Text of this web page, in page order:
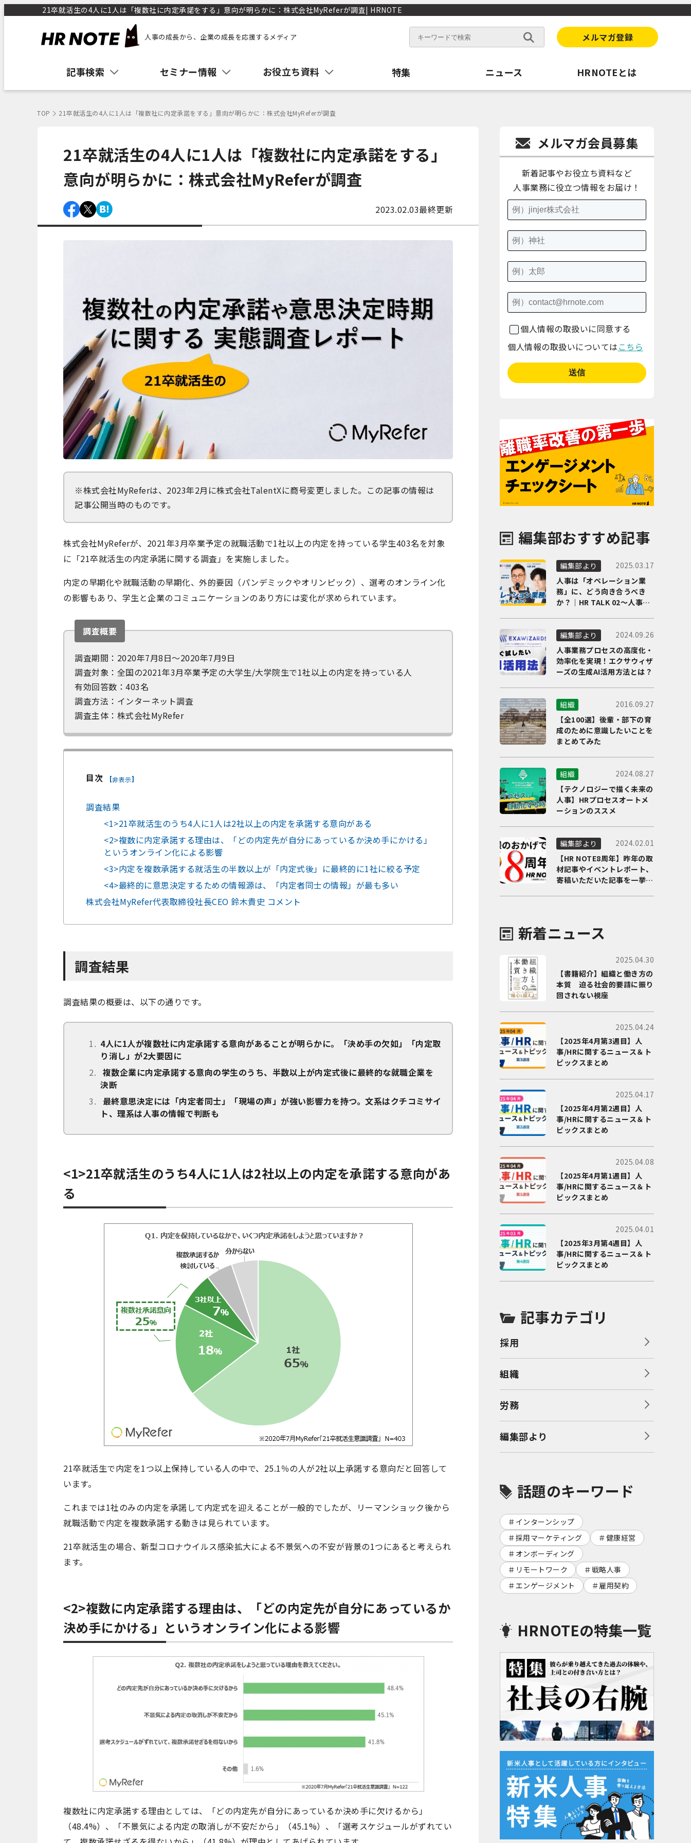
21卒就活生の4人に1人は「複数社に内定承諾をする」意向が明らかに：株式会社MyReferが調査| HRNOTE
人事の成長から、企業の成長を応援するメディア メルマガ登録
記事検索 セミナー情報 お役立ち資料 特集 ニュース HRNOTEとは
TOP 21卒就活生の4人に1人は「複数社に内定承諾をする」意向が明らかに：株式会社MyReferが調査
21卒就活生の4人に1人は「複数社に内定承諾をする」
意向が明らかに：株式会社MyReferが調査
2023.02.03最終更新
※株式会社MyReferは、2023年2月に株式会社TalentXに商号変更しました。この記事の情報は
記事公開当時のものです。
株式会社MyReferが、2021年3月卒業予定の就職活動で1社以上の内定を持っている学生403名を対象
に「21卒就活生の内定承諾に関する調査」を実施しました。
内定の早期化や就職活動の早期化、外的要因（パンデミックやオリンピック）、選考のオンライン化
の影響もあり、学生と企業のコミュニケーションのあり方には変化が求められています。
調査概要
調査期間：2020年7月8日～2020年7月9日
調査対象：全国の2021年3月卒業予定の大学生/大学院生で1社以上の内定を持っている人
有効回答数：403名
調査方法：インターネット調査
調査主体：株式会社MyRefer
目次 [非表示]
調査結果
<1>21卒就活生のうち4人に1人は2社以上の内定を承諾する意向がある
<2>複数に内定承諾する理由は、「どの内定先が自分にあっているか決め手にかける」
というオンライン化による影響
<3>内定を複数承諾する就活生の半数以上が「内定式後」に最終的に1社に絞る予定
<4>最終的に意思決定するための情報源は、「内定者同士の情報」が最も多い
株式会社MyRefer代表取締役社長CEO 鈴木貴史 コメント
調査結果
調査結果の概要は、以下の通りです。
4人に1人が複数社に内定承諾する意向があることが明らかに。「決め手の欠如」「内定取
り消し」が2大要因に
複数企業に内定承諾する意向の学生のうち、半数以上が内定式後に最終的な就職企業を
決断
最終意思決定には「内定者同士」「現場の声」が強い影響力を持つ。文系はクチコミサイ
ト、理系は人事の情報で判断も
<1>21卒就活生のうち4人に1人は2社以上の内定を承諾する意向があ
る
21卒就活生で内定を1つ以上保持している人の中で、25.1％の人が2社以上承諾する意向だと回答して
います。
これまでは1社のみの内定を承諾して内定式を迎えることが一般的でしたが、リーマンショック後から
就職活動で内定を複数承諾する動きは見られています。
21卒就活生の場合、新型コロナウイルス感染拡大による不景気への不安が背景の1つにあると考えられ
ます。
<2>複数に内定承諾する理由は、「どの内定先が自分にあっているか
決め手にかける」というオンライン化による影響
複数社に内定承諾する理由としては、「どの内定先が自分にあっているか決め手に欠けるから」
（48.4%）、「不景気による内定の取消しが不安だから」（45.1%）、「選考スケジュールがずれてい
メルマガ会員募集
新着記事やお役立ち資料など
人事業務に役立つ情報をお届け！
個人情報の取扱いに同意する
個人情報の取扱いについては こちら
編集部おすすめ記事
編集部より
2025.03.17
人事は「オペレーション業
務」に、どう向き合うべき
か？｜HR TALK 02～人事DX
編集部より
2024.09.26
人事業務プロセスの高度化・
効率化を実現！エクサウィザ
ーズの生成AI活用方法とは？
組織
2016.09.27
【全100選】後輩・部下の育
成のために意識したいことを
まとめてみた
組織
2024.08.27
【テクノロジーで描く未来の
人事】HRプロセスオートメ
ーションのススメ
編集部より
2024.02.01
【HR NOTE8周年】昨年の取
材記事やイベントレポート、
寄稿いただいた記事を一挙に
新着ニュース
2025.04.30
【書籍紹介】組織と働き方の
本質 迫る社会的要請に振り
回されない視座
2025.04.24
【2025年4月第3週目】人
事/HRに関するニュース＆ト
ピックスまとめ
2025.04.17
【2025年4月第2週目】人
事/HRに関するニュース＆ト
ピックスまとめ
2025.04.08
【2025年4月第1週目】人
事/HRに関するニュース＆ト
ピックスまとめ
2025.04.01
【2025年3月第4週目】人
事/HRに関するニュース＆ト
ピックスまとめ
記事カテゴリ
採用
組織
労務
編集部より
話題のキーワード
インターンシップ
採用マーケティング
健康経営
オンボーディング
リモートワーク
戦略人事
エンゲージメント
雇用契約
HRNOTEの特集一覧